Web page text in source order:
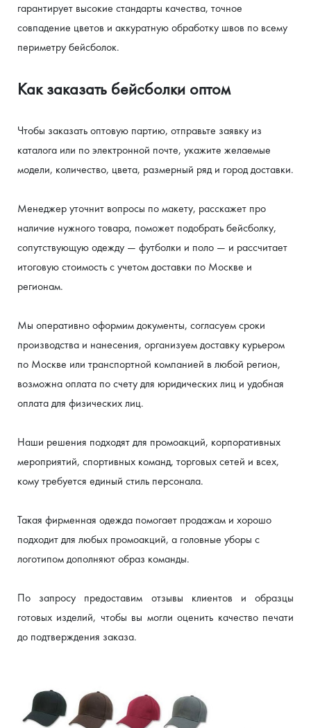
гарантирует высокие стандарты качества, точное
совпадение цветов и аккуратную обработку швов по всему
периметру бейсболок.
Как заказать бейсболки оптом
Чтобы заказать оптовую партию, отправьте заявку из
каталога или по электронной почте, укажите желаемые
модели, количество, цвета, размерный ряд и город доставки.
Менеджер уточнит вопросы по макету, расскажет про
наличие нужного товара, поможет подобрать бейсболку,
сопутствующую одежду — футболки и поло — и рассчитает
итоговую стоимость с учетом доставки по Москве и
регионам.
Мы оперативно оформим документы, согласуем сроки
производства и нанесения, организуем доставку курьером
по Москве или транспортной компанией в любой регион,
возможна оплата по счету для юридических лиц и удобная
оплата для физических лиц.
Наши решения подходят для промоакций, корпоративных
мероприятий, спортивных команд, торговых сетей и всех,
кому требуется единый стиль персонала.
Такая фирменная одежда помогает продажам и хорошо
подходит для любых промоакций, а головные уборы с
логотипом дополняют образ команды.
По запросу предоставим отзывы клиентов и образцы
готовых изделий, чтобы вы могли оценить качество печати
до подтверждения заказа.